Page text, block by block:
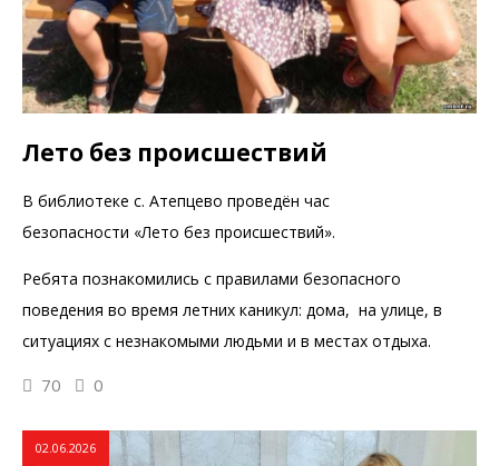
Лето без происшествий
В библиотеке с. Атепцево проведён час
безопасности «Лето без происшествий».
Ребята познакомились с правилами безопасного
поведения во время летних каникул: дома, на улице, в
ситуациях с незнакомыми людьми и в местах отдыха.
70 0
02.06.2026